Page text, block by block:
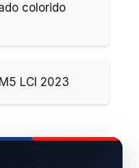
colorido
LCI 2023